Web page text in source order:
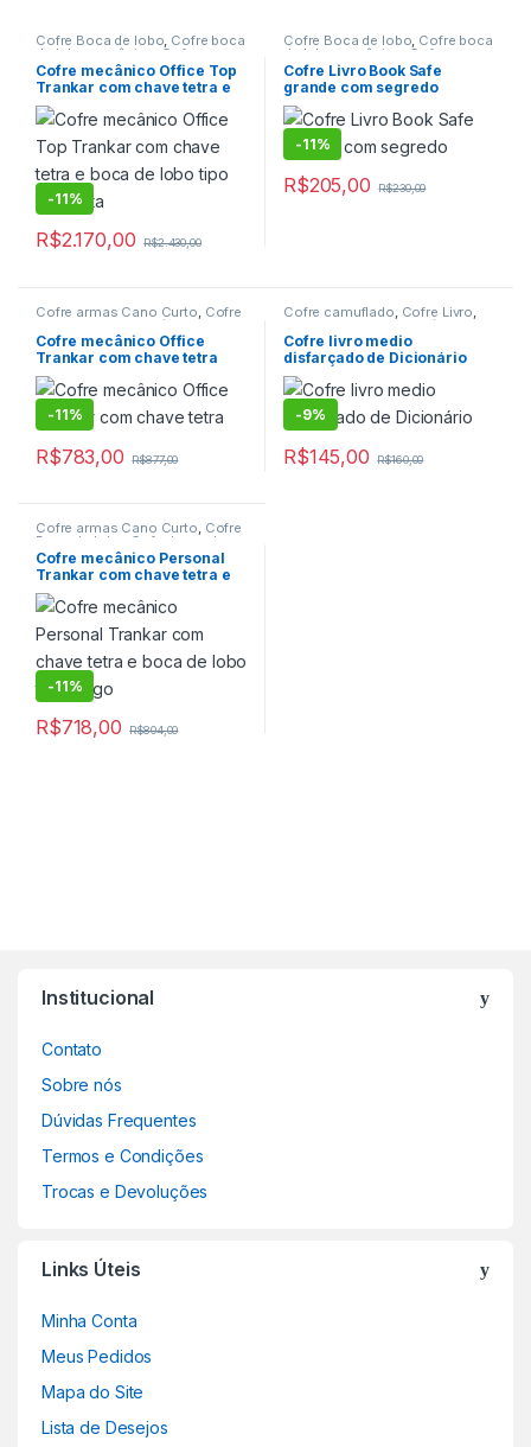
Cofre Boca de lobo, Cofre boca
de lobo mecânico Cofre com
Boca de lobo,Cofre de embutir
Cofre de embutir mecânico,
Cofre Mecânico,Cofre para
Postos de gasolina
postos de gasolina mecânico
Cofre mecânico Office Top
Trankar com chave tetra e
boca de lobo tipo garganta
-11%
R$2.170,00 R$2.430,00
Cofre Boca de lobo, Cofre boca
de lobo mecânico Cofre
camuflado,Cofre com Boca de
lobo ,Cofre Livro,Cofre Livro
Cofre Mecânico,Cofre para
Residencias
Residencias mecânico ,Cofres
Porta Valores
nacional
Cofre Livro Book Safe
grande com segredo
-11%
R$205,00 R$230,00
Cofre armas Cano Curto, Cofre
Cofre Mecânico
para Armas,Cofre para
Pistolas, Cofre para
Residencias,Cofre para
Residencias mecânico
Cofre mecânico Office
Trankar com chave tetra
-11%
R$783,00 R$877,00
Cofre camuflado, Cofre Livro,
Cofre Mecânico
Cofre para Residencias
para Residencias mecânico
Cofres,Porta Valores,Porta
valores nacional
Cofre livro medio
disfarçado de Dicionário
-9%
R$145,00 R$160,00
Cofre armas Cano Curto, Cofre
Boca de lobo Cofre boca de
lobo mecânico,Cofre com
Boca de lobo,Cofre de Fixar,
Cofre Mecânico,Cofre para
Armas
Cofre para Residencias
Cofre para Veículos,Cofres
Cofre mecânico Personal
Trankar com chave tetra e
boca de lobo tipo rasgo
-11%
R$718,00 R$804,00
Institucional
Contato
Sobre nós
Dúvidas Frequentes
Termos e Condições
Trocas e Devoluções
Links Úteis
Minha Conta
Meus Pedidos
Mapa do Site
Lista de Desejos